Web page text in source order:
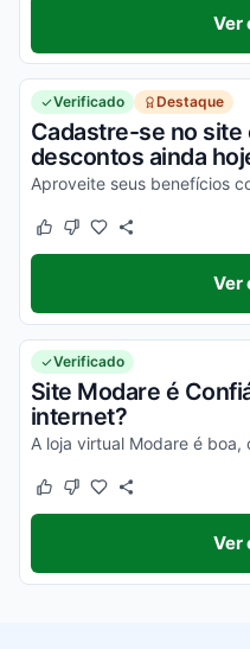
Ver
Verificado Destaque
Cadastre-se no site
descontos ainda
Aproveite seus benefícios
Este cupom funcionou
Este cupom não
Ver
Verificado
Site Modare é
internet?
Este cupom funcionou
Este cupom não
Ver